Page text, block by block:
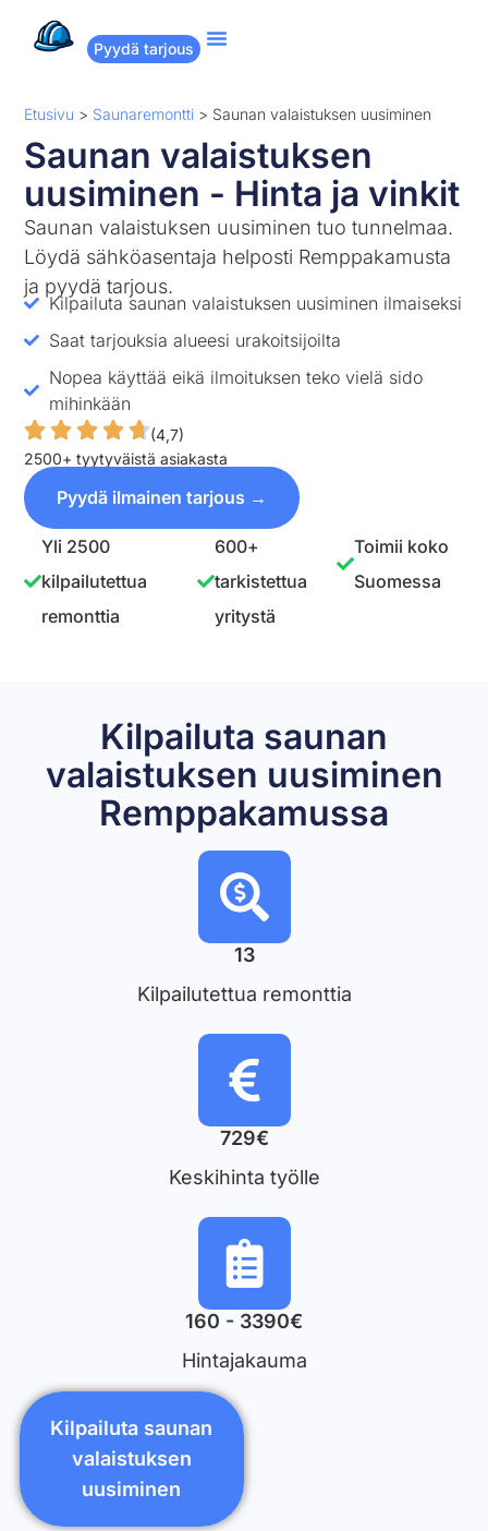
Pyydä tarjous
Etusivu > Saunaremontti > Saunan valaistuksen uusiminen
Saunan valaistuksen
uusiminen - Hinta ja vinkit
Saunan valaistuksen uusiminen tuo tunnelmaa.
Löydä sähköasentaja helposti Remppakamusta
ja pyydä tarjous.
Kilpailuta saunan valaistuksen uusiminen ilmaiseksi
Saat tarjouksia alueesi urakoitsijoilta
Nopea käyttää eikä ilmoituksen teko vielä sido
mihinkään
(4,7)
2500+ tyytyväistä asiakasta
Pyydä ilmainen tarjous →
Yli 2500
kilpailutettua
remonttia
600+
tarkistettua
yritystä
Toimii koko
Suomessa
Kilpailuta saunan
valaistuksen uusiminen
Remppakamussa
13
Kilpailutettua remonttia
729€
Keskihinta työlle
160 - 3390€
Hintajakauma
Kilpailuta saunan
valaistuksen
uusiminen